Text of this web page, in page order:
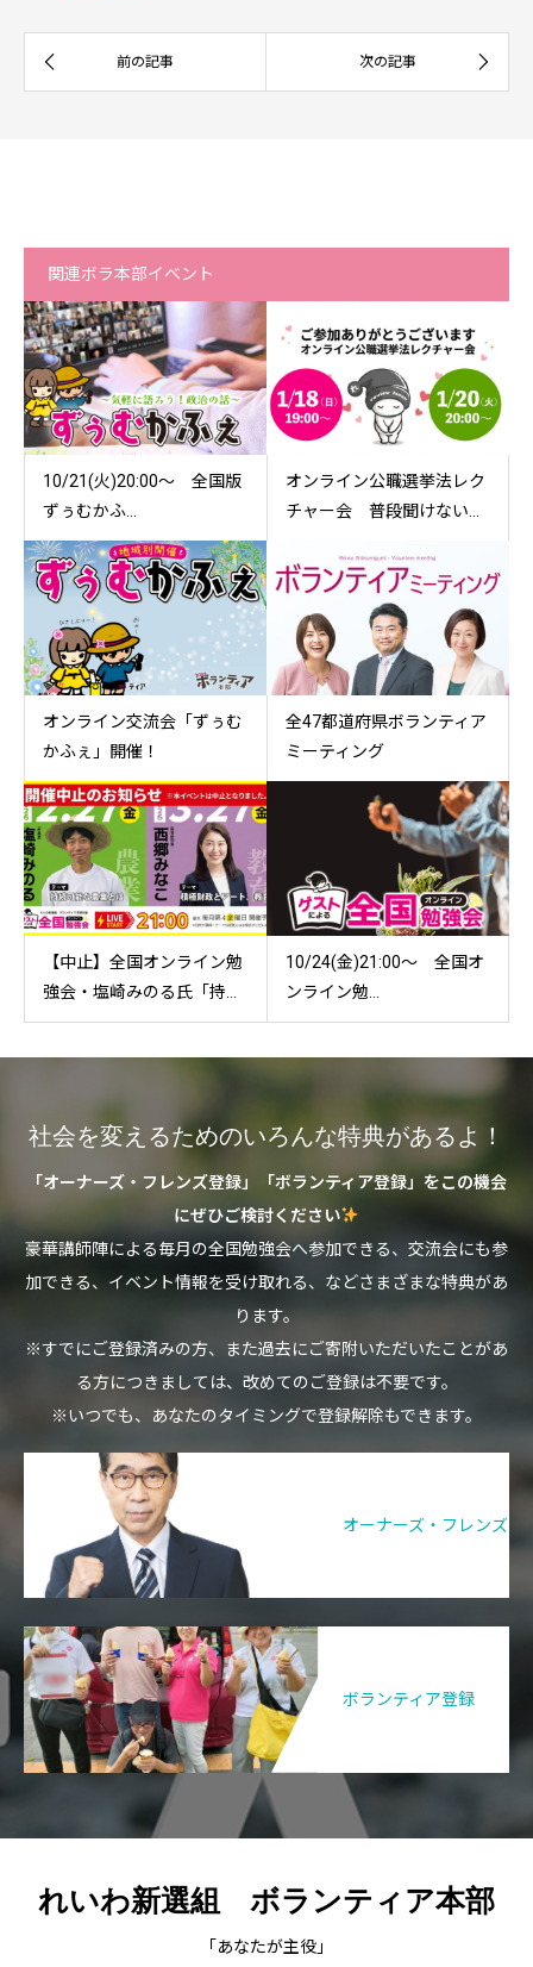
関連ボラ本部イベント
10/21(火)20:00～ 全国版
ずぅむかふ...
オンライン公職選挙法レク
チャー会 普段聞けない...
オンライン交流会「ずぅむ
かふぇ」開催！
全47都道府県ボランティア
ミーティング
【中止】全国オンライン勉
強会・塩崎みのる氏「持...
10/24(金)21:00～ 全国オ
ンライン勉...
社会を変えるためのいろんな特典があるよ！
「オーナーズ・フレンズ登録」「ボランティア登録」をこの機会
にぜひご検討ください
豪華講師陣による毎月の全国勉強会へ参加できる、交流会にも参
加できる、イベント情報を受け取れる、などさまざまな特典があ
ります。
※すでにご登録済みの方、また過去にご寄附いただいたことがあ
る方につきましては、改めてのご登録は不要です。
※いつでも、あなたのタイミングで登録解除もできます。
オーナーズ・フレンズ
ボランティア登録
れいわ新選組 ボランティア本部
「あなたが主役」